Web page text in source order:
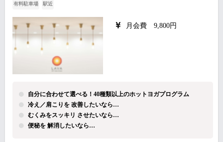
有料駐車場 駅近
月会費 9,800円
自分に合わせて選べる！40種類以上のホットヨガプログラム
冷え／肩こりを 改善したいなら…
むくみをスッキリ させたいなら…
便秘を 解消したいなら…